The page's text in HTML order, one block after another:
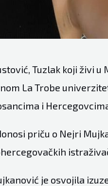
Tuzlak koji živi
La Trobe
i
priču o Nejri
je osvojila